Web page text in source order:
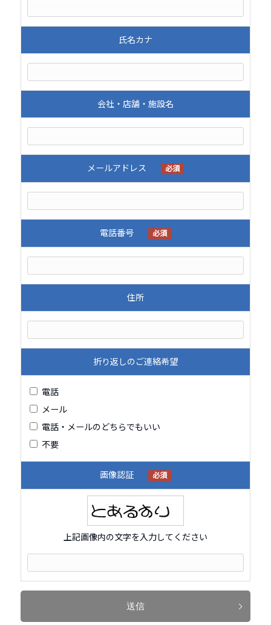
氏名カナ
会社・店舗・施設名
メールアドレス 必須
電話番号 必須
住所
折り返しのご連絡希望
電話
メール
電話・メールのどちらでもいい
不要
画像認証 必須
上記画像内の文字を入力してください